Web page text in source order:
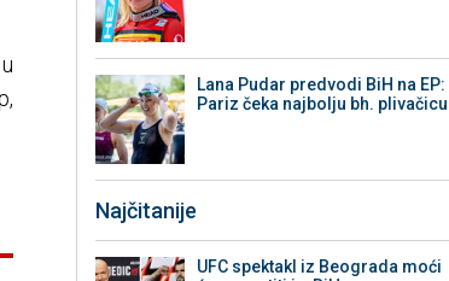
Lana Pudar predvodi BiH na EP:
Pariz čeka najbolju bh. plivačicu
Najčitanije
UFC spektakl iz Beograda moći